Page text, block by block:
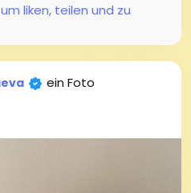
liken, teilen und zu
ein Foto